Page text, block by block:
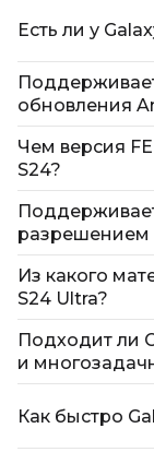
Есть ли у
обновления
Чем версия
S24?
разрешением
Из какого
S24 Ultra?
Подходит ли
и
Как быстро